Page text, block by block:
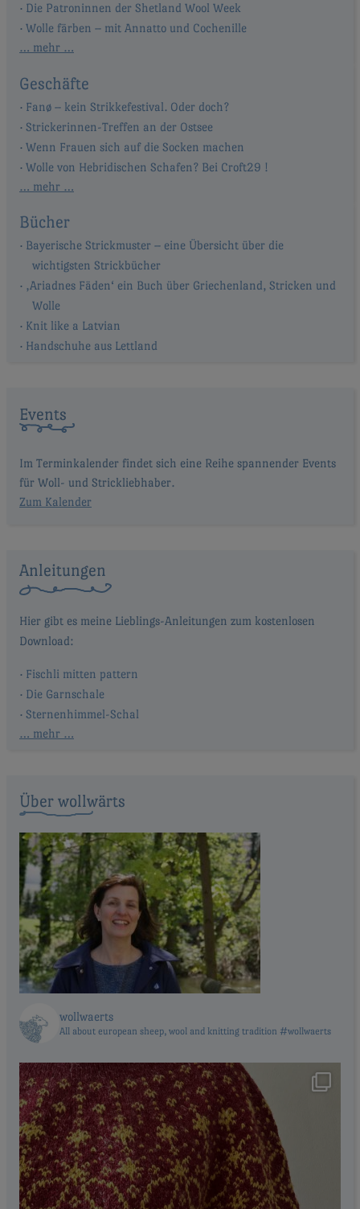
Die Patroninnen der Shetland Wool Week
Wolle färben – mit Annatto und Cochenille
… mehr …
Geschäfte
Fanø – kein Strikkefestival. Oder doch?
Strickerinnen-Treffen an der Ostsee
Wenn Frauen sich auf die Socken machen
Wolle von Hebridischen Schafen? Bei Croft29 !
… mehr …
Bücher
Bayerische Strickmuster – eine Übersicht über die
wichtigsten Strickbücher
‚Ariadnes Fäden‘ ein Buch über Griechenland, Stricken und
Wolle
Knit like a Latvian
Handschuhe aus Lettland
Events
Im Terminkalender findet sich eine Reihe spannender Events
für Woll- und Strickliebhaber.
Zum Kalender
Anleitungen
Fischli mitten pattern
Die Garnschale
Sternenhimmel-Schal
… mehr …
Über wollwärts
wollwaerts
All about european sheep, wool and knitting tradition #wollwaerts